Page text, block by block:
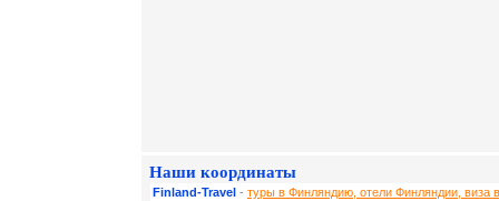
Наши координаты
Finland-Travel - туры в Финляндию, отели Финляндии, виза